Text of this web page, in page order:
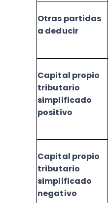
Otras partidas
a deducir
Capital propio
tributario
simplificado
positivo
Capital propio
tributario
simplificado
negativo